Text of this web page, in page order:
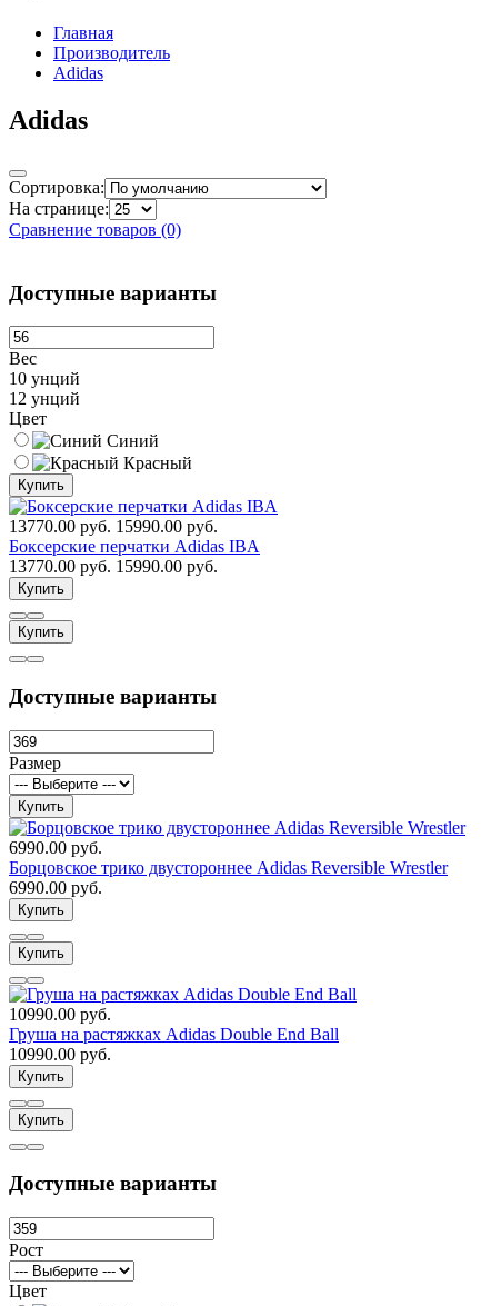
Главная
Производитель
Adidas
Adidas
Сортировка:
На странице:
Сравнение товаров (0)
Доступные варианты
Вес
10 унций
12 унций
Цвет
Синий
Красный
Купить
13770.00 руб. 15990.00 руб.
Боксерские перчатки Adidas IBA
13770.00 руб. 15990.00 руб.
Купить
Купить
Доступные варианты
Размер
Купить
6990.00 руб.
Борцовское трико двустороннее Adidas Reversible Wrestler
6990.00 руб.
Купить
Купить
10990.00 руб.
Груша на растяжках Adidas Double End Ball
10990.00 руб.
Купить
Купить
Доступные варианты
Рост
Цвет